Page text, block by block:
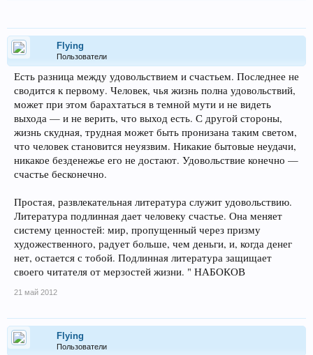
Flying
Пользователи
Есть разница между удовольствием и счастьем. Последнее не
сводится к первому. Человек, чья жизнь полна удовольствий,
может при этом барахтаться в темной мути и не видеть
выхода — и не верить, что выход есть. С другой стороны,
жизнь скудная, трудная может быть пронизана таким светом,
что человек становится неуязвим. Никакие бытовые неудачи,
никакое безденежье его не достают. Удовольствие конечно —
счастье бесконечно.
Простая, развлекательная литература служит удовольствию.
Литература подлинная дает человеку счастье. Она меняет
систему ценностей: мир, пропущенный через призму
художественного, радует больше, чем деньги, и, когда денег
нет, остается с тобой. Подлинная литература защищает
своего читателя от мерзостей жизни. " НАБОКОВ
21 май 2012
Flying
Пользователи